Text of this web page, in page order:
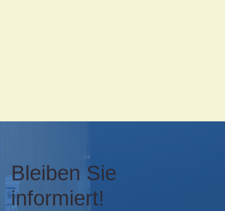
Bleiben Sie
informiert!